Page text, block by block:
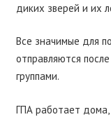
диких зверей и их
Все значимые для
отправляются
группами.
ГПА работает